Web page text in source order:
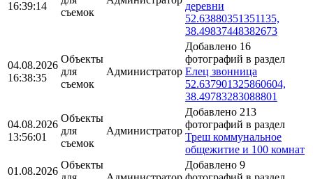
16:39:14
съемок
деревни
52.63880351351135,
38.49837448382673
04.08.2026
16:38:35
Объекты
для
съемок
Администратор
Добавлено 16
фотографий в раздел
Елец звонница
52.637901325860604,
38.49783283088801
04.08.2026
13:56:01
Объекты
для
съемок
Администратор
Добавлено 213
фотографий в раздел
Треш коммунальное
общежитие и 100 комнат
01.08.2026
Объекты
Добавлено 9